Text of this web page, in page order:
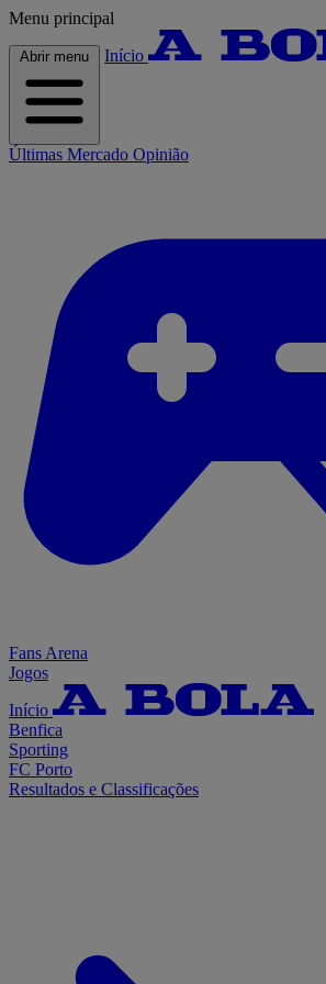
Menu principal
Abrir menu Início
Últimas Mercado Opinião
Fans Arena
Jogos
Início
Benfica
Sporting
FC Porto
Resultados e Classificações